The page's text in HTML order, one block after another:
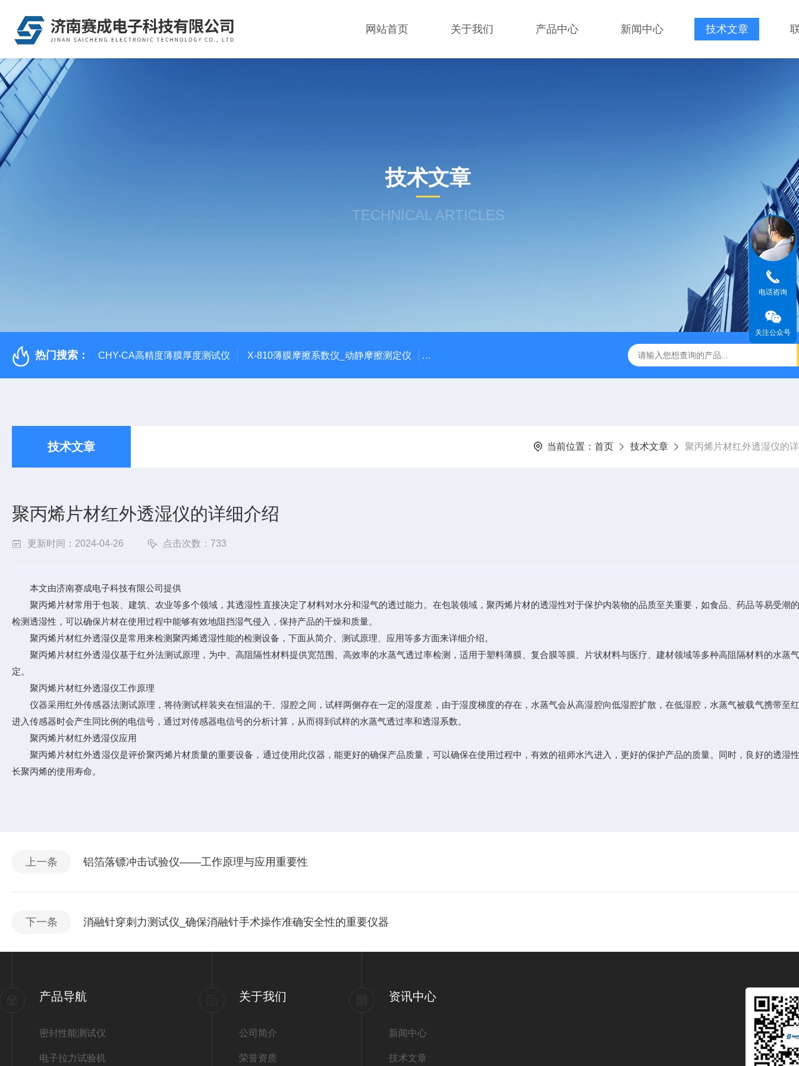
网站首页 关于我们 产品中心 新闻中心 技术文章
技术文章
TECHNICAL ARTICLES
热门搜索： CHY-CA高精度薄膜厚度测试仪 X-810薄膜摩擦系数仪_动静摩擦测定仪 SCK-H玻璃瓶耐热冲击检测仪 赛成仪器 密封测漏仪 密封检测设备
技术文章 当前位置： 首页 技术文章 聚丙烯片材红外透湿仪的
聚丙烯片材红外透湿仪的详细介绍
更新时间：2024-04-26 点击次数：733
本文由济南赛成电子科技有限公司提供
聚丙烯片材常用于包装、建筑、农业等多个领域，其透湿性直接决定了材料对水分和湿气的透过能力。在包装领域，聚丙烯片材的透湿性对于保护内装物的品质至关重要，如食品、药品等易受潮
检测透湿性，可以确保片材在使用过程中能够有效地阻挡湿气侵入，保持产品的干燥和质量。
聚丙烯片材红外透湿仪是常用来检测聚丙烯透湿性能的检测设备，下面从简介、测试原理、应用等多方面来详细介绍。
聚丙烯片材红外透湿仪基于红外法测试原理，为中、高阻隔性材料提供宽范围、高效率的水蒸气透过率检测，适用于塑料薄膜、复合膜等膜、片状材料与医疗、建材领域等多种高阻隔材料的水蒸
定。
聚丙烯片材红外透湿仪工作原理
仪器采用红外传感器法测试原理，将待测试样装夹在恒温的干、湿腔之间，试样两侧存在一定的湿度差，由于湿度梯度的存在，水蒸气会从高湿腔向低湿腔扩散，在低湿腔，水蒸气被载气携带至
进入传感器时会产生同比例的电信号，通过对传感器电信号的分析计算，从而得到试样的水蒸气透过率和透湿系数。
聚丙烯片材红外透湿仪应用
聚丙烯片材红外透湿仪是评价聚丙烯片材质量的重要设备，通过使用此仪器，能更好的确保产品质量，可以确保在使用过程中，有效的祖师水汽进入，更好的保护产品的质量。同时，良好的透湿
长聚丙烯的使用寿命。
上一条 铝箔落镖冲击试验仪——工作原理与应用重要性
下一条 消融针穿刺力测试仪_确保消融针手术操作准确安全性的重要仪器
产品导航
密封性能测试仪
电子拉力试验机
关于我们
公司简介
荣誉资质
资讯中心
新闻中心
技术文章
电话咨询
关注公众号